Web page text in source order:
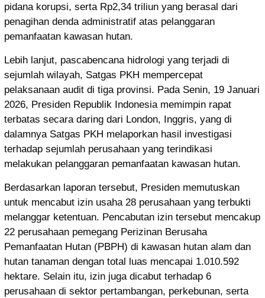
pidana korupsi, serta Rp2,34 triliun yang berasal dari
penagihan denda administratif atas pelanggaran
pemanfaatan kawasan hutan.
Lebih lanjut, pascabencana hidrologi yang terjadi di
sejumlah wilayah, Satgas PKH mempercepat
pelaksanaan audit di tiga provinsi. Pada Senin, 19 Januari
2026, Presiden Republik Indonesia memimpin rapat
terbatas secara daring dari London, Inggris, yang di
dalamnya Satgas PKH melaporkan hasil investigasi
terhadap sejumlah perusahaan yang terindikasi
melakukan pelanggaran pemanfaatan kawasan hutan.
Berdasarkan laporan tersebut, Presiden memutuskan
untuk mencabut izin usaha 28 perusahaan yang terbukti
melanggar ketentuan. Pencabutan izin tersebut mencakup
22 perusahaan pemegang Perizinan Berusaha
Pemanfaatan Hutan (PBPH) di kawasan hutan alam dan
hutan tanaman dengan total luas mencapai 1.010.592
hektare. Selain itu, izin juga dicabut terhadap 6
perusahaan di sektor pertambangan, perkebunan, serta